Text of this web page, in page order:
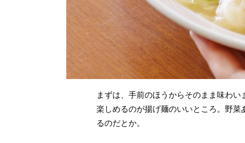
まずは、手前のほうからそのまま味わ
楽しめるのが揚げ麺のいいところ。野
るのだとか。